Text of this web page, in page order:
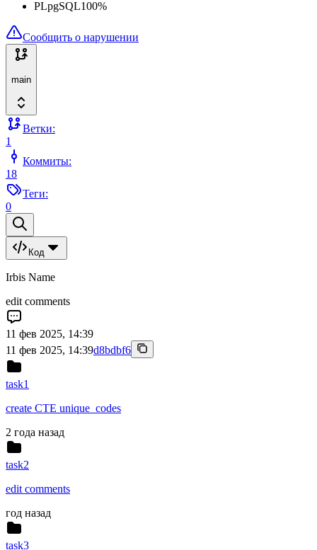
PLpgSQL100%
Сообщить о нарушении
main
Ветки:
1
Коммиты:
18
Теги:
0
Код
Irbis Name
edit comments
11 фев 2025, 14:39
11 фев 2025, 14:39d8bdbf6
task1
create CTE unique_codes
2 года назад
task2
edit comments
год назад
task3